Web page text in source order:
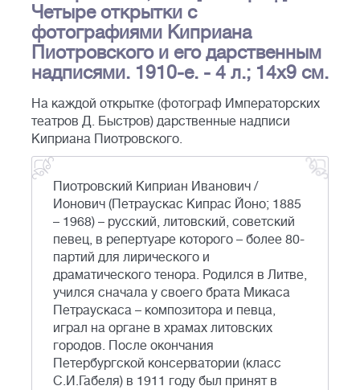
Четыре открытки с
фотографиями Киприана
Пиотровского и его дарственным
надписями. 1910-е. - 4 л.; 14х9 см.
На каждой открытке (фотограф Императорских
театров Д. Быстров) дарственные надписи
Киприана Пиотровского.
Пиотровский Киприан Иванович /
Ионович (Петраускас Кипрас Йоно; 1885
– 1968) – русский, литовский, советский
певец, в репертуаре которого – более 80-
партий для лирического и
драматического тенора. Родился в Литве,
учился сначала у своего брата Микаса
Петраускаса – композитора и певца,
играл на органе в храмах литовских
городов. После окончания
Петербургской консерватории (класс
С.И.Габеля) в 1911 году был принят в